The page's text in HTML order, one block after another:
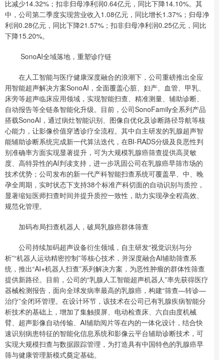
比减少14.32%；扣非归母净利润0.64亿元，同比下降14.10%。其
中，公司第二季度实现营业收入1.08亿元，同比增长1.37%；归母净
利润0.28亿元，同比下降21.57%；扣非归母净利润0.25亿元，同比
下降15.20%。
SonoAI全域落地，重塑诊疗链
在人工智能与医疗健康深度融合的浪潮下，公司重磅推出全应
用智能超声解决方案SonoAI，全面覆盖心脏、妇产、血管、甲乳、
床旁等超声临床应用领域，实现智能扫查、精准测量、辅助诊断、
自动报告等全链条智能化升级。目前，公司SonoFamily全系列产品
搭载SonoAI，通过病灶智能识别、图像自优化及诊断路径导航等核
心能力，让影像价值穿透诊疗全流程。其中自主研发的乳腺超声智
能辅助诊断系统完成新一代算法迭代，在BI-RADS分级及良恶性判
别准确率方面实现显著提升，可为大规模乳腺癌筛查提供高灵敏
度、高特异性的AI判读支持，进一步巩固公司在乳腺癌早筛市场的
技术优势；公司发布的新一代产科智能扫查系统可覆盖早、中、晚
孕全周期，实时状态下支持38个标准产科切面的自动识别与质控，
显著缩短医师扫查时间并提升质控一致性，助力实现孕全程高效、
规范化管理。
加码布局扫查机器人，破局乳腺癌群体筛查
公司持续加码超声设备衍生领域，自主研发“视觉识别与分
析”“机器人运动精密控制”等核心技术，并深度融合AI辅助筛查系
统，推出“AI+机器人扫查”系列解决方案，为恶性肿瘤的群体性筛查
提供新路径。目前，公司的“乳腺人工智能超声机器人”率先获得医疗
器械检测报告，面向全球发病率最高的乳腺癌，构建“筛查—转诊—
治疗”全闭环管理。在设计环节，该技术在公司已有乳腺疾病智能分
析技术的基础上，增加了集触摸屏、电动检查床、六自由度机械
臂、超声影像自动传输、AI辅助阅片等在内的一体化设计，结合快
速识别病患特征的智能化信息系统和影像云平台辅助诊断技术，可
实现大规模扫查与数据跟踪管理，为打造具有中国特色的乳腺癌早
筛与健康管理新模式奠定基础。